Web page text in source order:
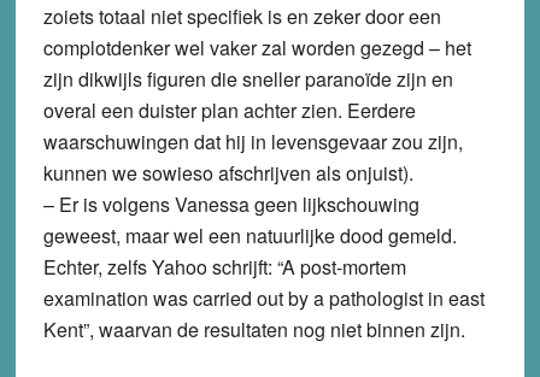
zoiets totaal niet specifiek is en zeker door een
complotdenker wel vaker zal worden gezegd – het
zijn dikwijls figuren die sneller paranoïde zijn en
overal een duister plan achter zien. Eerdere
waarschuwingen dat hij in levensgevaar zou zijn,
kunnen we sowieso afschrijven als onjuist).
– Er is volgens Vanessa geen lijkschouwing
geweest, maar wel een natuurlijke dood gemeld.
Echter, zelfs Yahoo schrijft: “A post-mortem
examination was carried out by a pathologist in east
Kent”, waarvan de resultaten nog niet binnen zijn.